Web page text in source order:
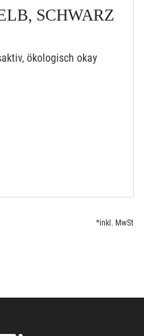
SCHWARZ
ökologisch okay
*inkl. MwSt